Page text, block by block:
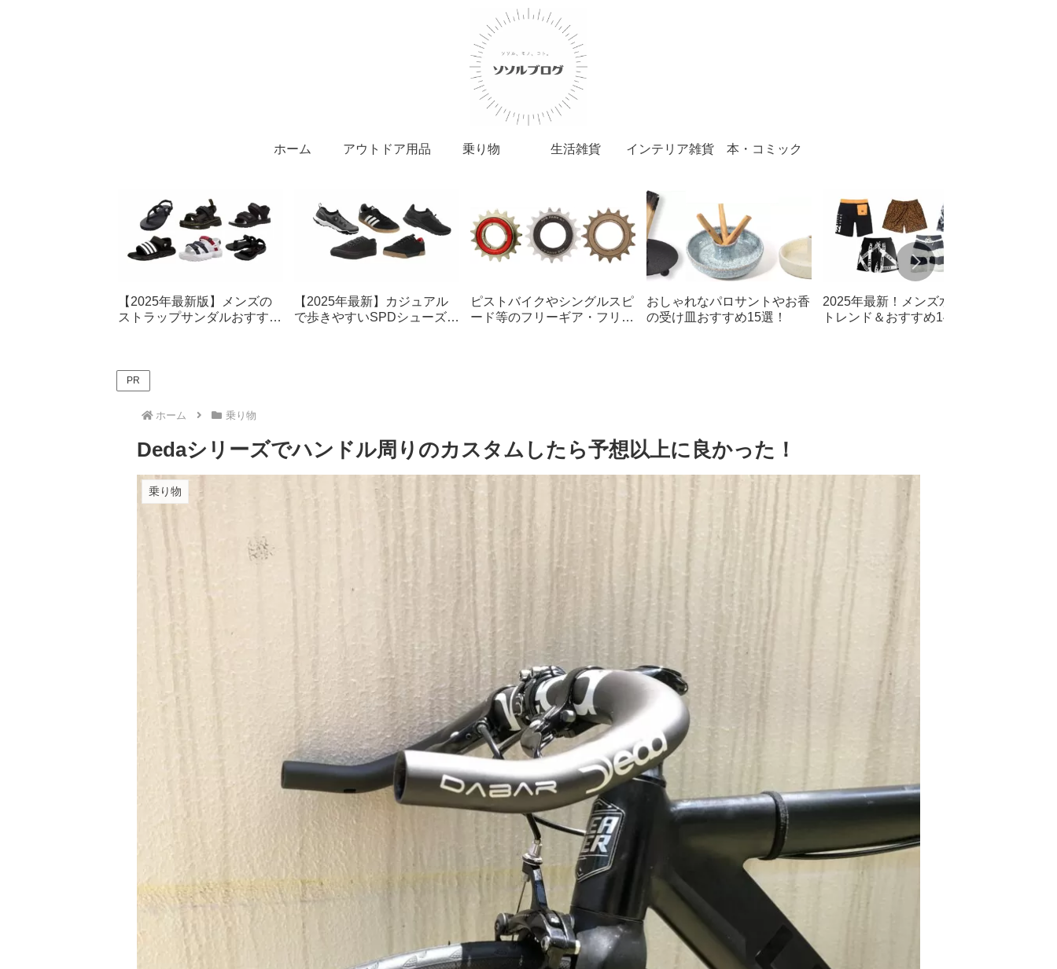
ホーム アウトドア用品 乗り物 生活雑貨 インテリア雑貨 本・コミック
【2025年最新版】メンズの
ストラップサンダルおすすめ
【2025年最新】カジュアル
で歩きやすいSPDシューズ厳
ピストバイクやシングルスピ
ード等のフリーギア・フリー
おしゃれなパロサントやお香
の受け皿おすすめ15選！
2025年最新！メンズ水着の
トレンド＆おすすめ14選！大
PR
ホーム 乗り物
Dedaシリーズでハンドル周りのカスタムしたら予想以上に良かった！
乗り物